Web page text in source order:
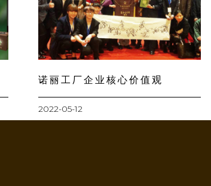
诺丽工厂企业核心价值观
2022-05-12